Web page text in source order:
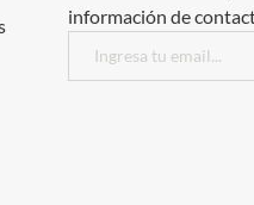
información de